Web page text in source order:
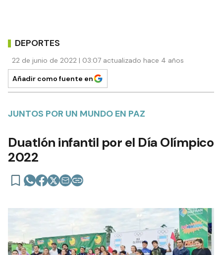
DEPORTES
22 de junio de 2022 | 03:07 actualizado hace 4 años
Añadir como fuente en
JUNTOS POR UN MUNDO EN PAZ
Duatlón infantil por el Día Olímpico
2022